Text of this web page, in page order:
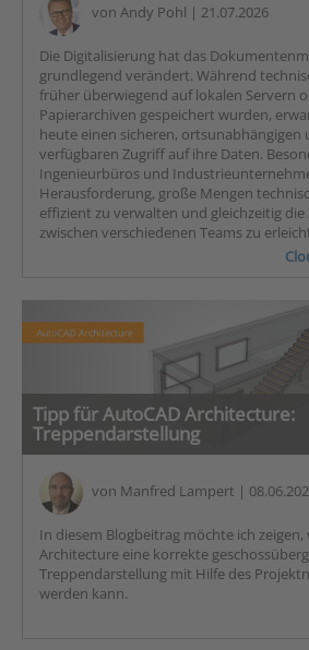
von Andy Pohl | 21.07.2026
Die Digitalisierung hat das
grundlegend verändert. Während
früher überwiegend auf lokalen Servern
Papierarchiven gespeichert wurden,
heute einen sicheren, ortsunabhängigen
verfügbaren Zugriff auf ihre Daten.
Ingenieurbüros und
Herausforderung, große Mengen
effizient zu verwalten und gleichzeitig
zwischen verschiedenen Teams zu
Tipp für AutoCAD Architecture:
Treppendarstellung
von Manfred Lampert |
In diesem Blogbeitrag möchte ich zeigen,
Architecture eine korrekte
Treppendarstellung mit Hilfe des
werden kann.